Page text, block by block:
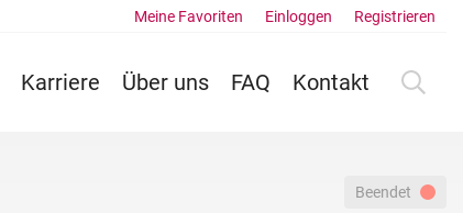
Karriere Über uns FAQ Kontakt
Meine Favoriten Einloggen Registrieren
Beendet